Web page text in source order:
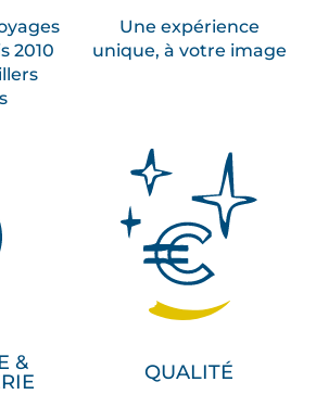
2010
Une expérience
unique, à votre image
&
QUALITÉ